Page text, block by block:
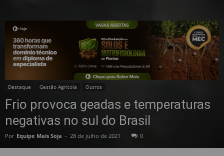
Destaque Gestão Agrícola Outros
Frio provoca geadas e temperaturas
negativas no sul do Brasil
Por Equipe Mais Soja - 28 de julho de 2021 0